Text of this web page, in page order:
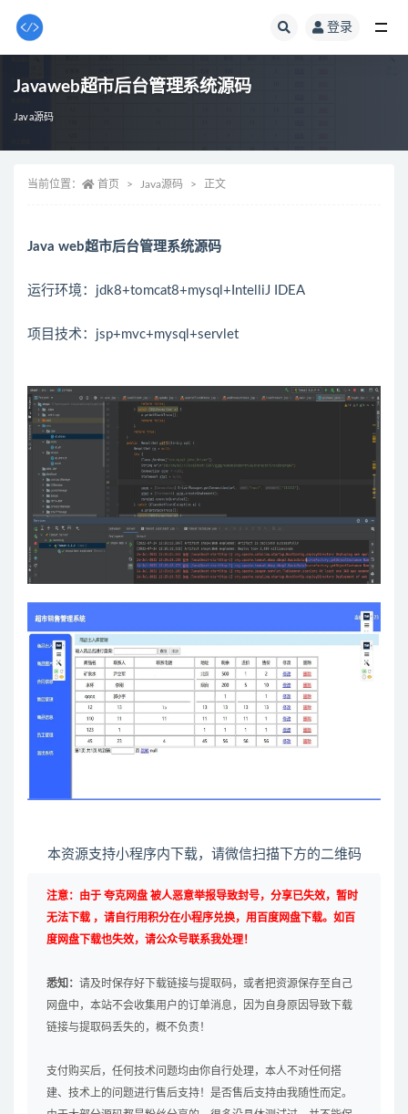
登录
Javaweb超市后台管理系统源码
Java源码
当前位置： 首页 Java源码 正文
Java web超市后台管理系统源码
运行环境：jdk8+tomcat8+mysql+IntelliJ IDEA
项目技术：jsp+mvc+mysql+servlet
本资源支持小程序内下载，请微信扫描下方的二维码
注意：由于 夸克网盘 被人恶意举报导致封号，分享已失效，暂时
无法下载 ，请自行用积分在小程序兑换，用百度网盘下载。如百
度网盘下载也失效，请公众号联系我处理！
悉知： 请及时保存好下载链接与提取码，或者把资源保存至自己
网盘中，本站不会收集用户的订单消息，因为自身原因导致下载
链接与提取码丢失的，概不负责！
支付购买后，任何技术问题均由你自行处理，本人不对任何搭
建、技术上的问题进行售后支持！是否售后支持由我随性而定。